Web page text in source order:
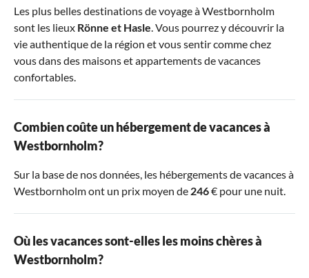
Les plus belles destinations de voyage à Westbornholm
sont les lieux Rönne et Hasle. Vous pourrez y découvrir la
vie authentique de la région et vous sentir comme chez
vous dans des maisons et appartements de vacances
confortables.
Combien coûte un hébergement de vacances à
Westbornholm?
Sur la base de nos données, les hébergements de vacances à
Westbornholm ont un prix moyen de 246€ pour une nuit.
Où les vacances sont-elles les moins chères à
Westbornholm?